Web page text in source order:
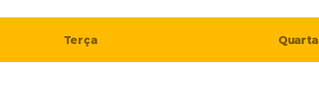
Terça Quarta